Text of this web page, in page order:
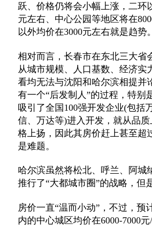
跃、价格仍将会小幅上涨，二环
元左右、中心公园等地区将在
以外均价在3000元左右就是趋势。
相对而言，长春市在东北三大省
从城市规模、人口基数、经济实
看均无法与沈阳和哈尔滨相提并
有一个“后发制人”的过程，特别
吸引了全国100强开发企业(包括
信、万达等)进入开发，就从品
格上扬，因此其房价赶上甚至超
是难题。
哈尔滨虽然将松北、呼兰、阿城
推行了“大都城市圈”的战略，但
房价一直“温而小动”，不过，预
内的中心城区均价在6000-7000